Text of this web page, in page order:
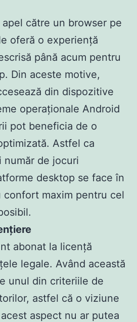
către un browser pe
oferă o experiență
până acum pentru
Din aceste motive,
din dispozitive
operaționale Android
pot beneficia de o
Astfel ca
număr de jocuri
desktop se face în
confort maxim pentru cel
abonat la licență
legale. Având această
unul din criteriile de
astfel că o viziune
aspect nu ar putea